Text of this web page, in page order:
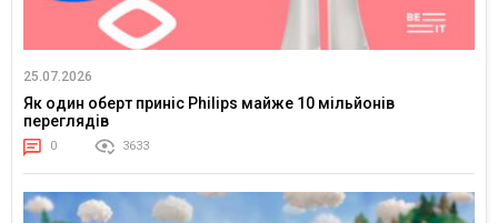
25.07.2026
Як один оберт приніс Philips майже 10 мільйонів
переглядів
0 3633